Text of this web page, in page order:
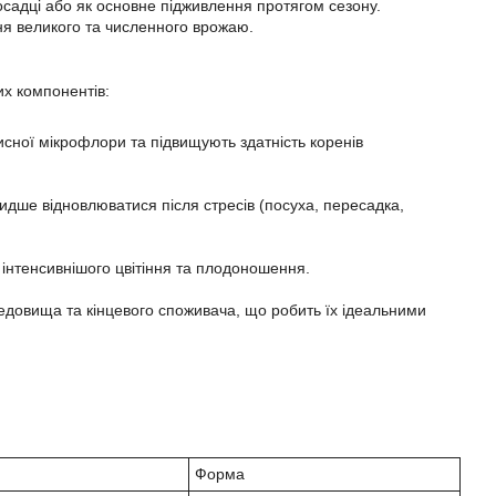
або як основне підживлення протягом сезону.
великого та численного врожаю.
компонентів:
мікрофлори та підвищують здатність коренів
відновлюватися після стресів (посуха, пересадка,
цвітіння та плодоношення.
та кінцевого споживача, що робить їх ідеальними
Форма